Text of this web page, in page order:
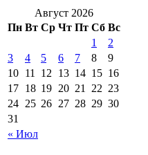
Август 2026
Пн Вт Ср Чт Пт Сб Вс
« Июл
1
2
3
4 5 6 7 8
9
10 11 12 13 14 15 16
17 18 19 20 21 22 23
24 25 26 27 28 29 30
31